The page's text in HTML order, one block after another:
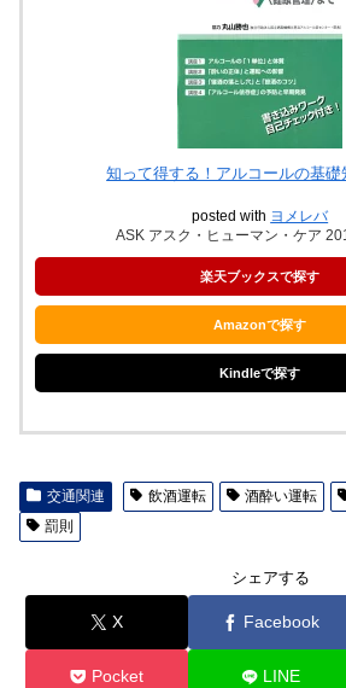
知って得する！アルコールの基礎
posted with ヨメレバ
ASK アスク・ヒューマン・ケア
楽天ブックスで探す
Amazonで探す
Kindleで探す
交通関連 飲酒運転 酒酔い運転
罰則
シェアする
X Facebook
Pocket LINE